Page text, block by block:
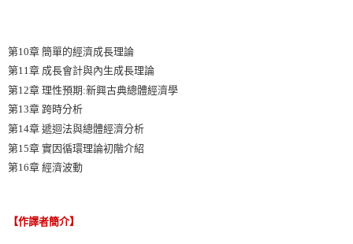
第10章 簡單的經濟成長理論
第11章 成長會計與內生成長理論
第12章 理性預期:新興古典總體經濟學
第13章 跨時分析
第14章 遞迴法與總體經濟分析
第15章 實因循環理論初階介紹
第16章 經濟波動
【作譯者簡介】